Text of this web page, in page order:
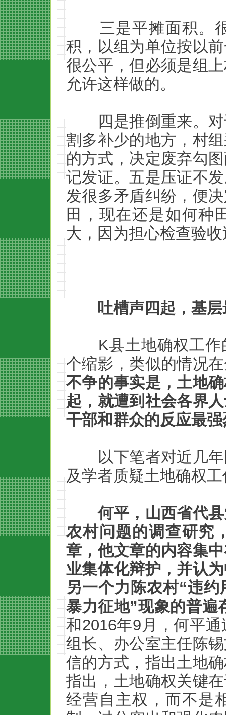
三是平摊面积。
积，以组为单位按以
很公平，但必须是组
允许这样做的。
四是推倒重来。对
割多补少的地方，村
的方式，决定废弃勾
记发证。五是压证不
发很多矛盾纠纷，便
田，现在还是如何种
大，因为担心检查验
吐槽声四起，基
K县土地确权工
个缩影，类似的情况
不争的事实是，土地
起，就遭到社会各界
干部和群众的反应最
以下笔者对近几
及学者质疑土地确权
何平，山西省代
农村问题的调查研究
章，他文章的内容集
业集体化辩护，并认
另一个力陈农村“违
暴力征地”现象的普遍
和2016年9月，何平
组长、办公室主任陈
信的方式，指出土地
指出，土地确权关键
经营自主权，而不是